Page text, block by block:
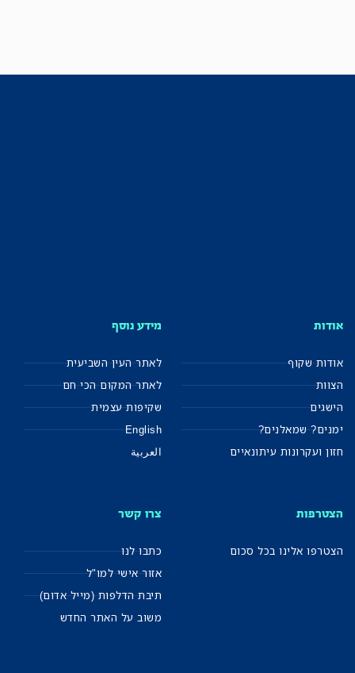
אודות
אודות שקוף
הצוות
הישגים
ימנים? שמאלנים?
חזון ועקרונות עיתונאיים
מידע נוסף
לאתר העין השביעית
לאתר המקום הכי חם
שקיפות עצמית
English
العربية
הצטרפות
הצטרפו אלינו בכל סכום
צרו קשר
כתבו לנו
אזור אישי למו"ל
תיבת הדלפות (מייל אדום)
משוב על האתר החדש